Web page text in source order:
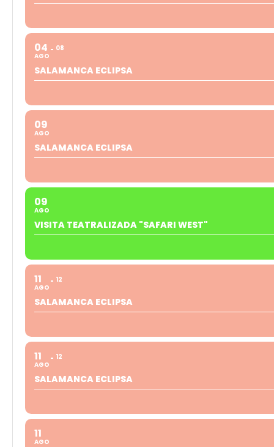
04
AGO
08
SALAMANCA ECLIPSA
09
AGO
SALAMANCA ECLIPSA
09
AGO
VISITA TEATRALIZADA "SAFARI WEST"
11
AGO
12
SALAMANCA ECLIPSA
11
AGO
12
SALAMANCA ECLIPSA
11
AGO